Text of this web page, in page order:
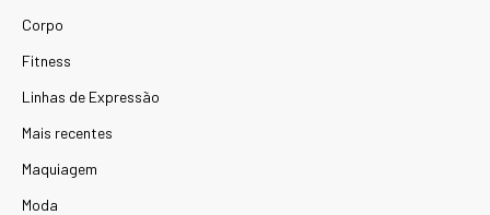
Corpo
Fitness
Linhas de Expressão
Mais recentes
Maquiagem
Moda